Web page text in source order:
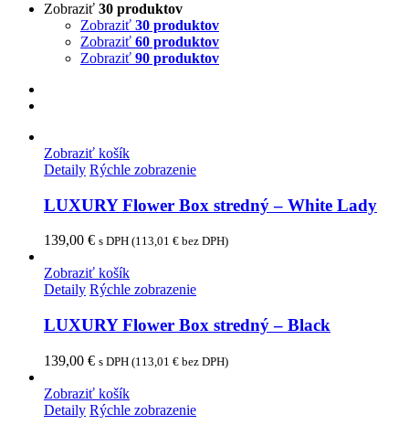
Zobraziť 30 produktov
Zobraziť 30 produktov
Zobraziť 60 produktov
Zobraziť 90 produktov
Zobraziť košík
Detaily Rýchle zobrazenie
LUXURY Flower Box stredný – White Lady
139,00 € s DPH (113,01 € bez DPH)
Zobraziť košík
Detaily Rýchle zobrazenie
LUXURY Flower Box stredný – Black
139,00 € s DPH (113,01 € bez DPH)
Zobraziť košík
Detaily Rýchle zobrazenie